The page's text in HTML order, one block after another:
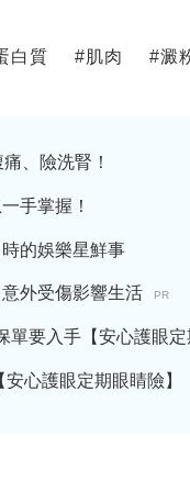
白質 # 肌肉 #澱
、險洗腎！
手掌握！
的娛樂星鮮事
外受傷影響生活 PR
單要入手【安心護眼定
心護眼定期眼睛險】